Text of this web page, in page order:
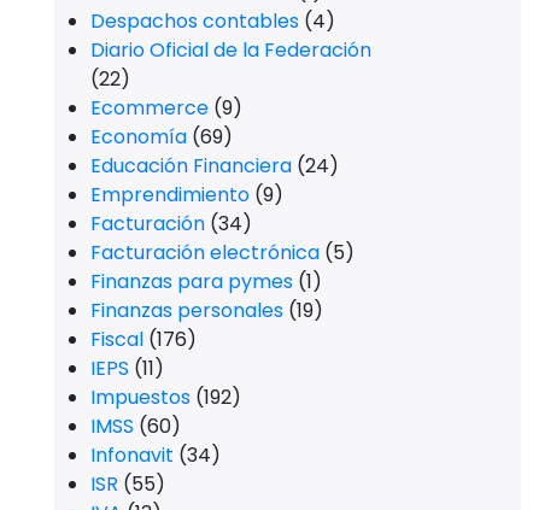
Despachos contables (4)
Diario Oficial de la Federación
(22)
Ecommerce (9)
Economía (69)
Educación Financiera (24)
Emprendimiento (9)
Facturación (34)
Facturación electrónica (5)
Finanzas para pymes (1)
Finanzas personales (19)
Fiscal (176)
IEPS (11)
Impuestos (192)
IMSS (60)
Infonavit (34)
ISR (55)